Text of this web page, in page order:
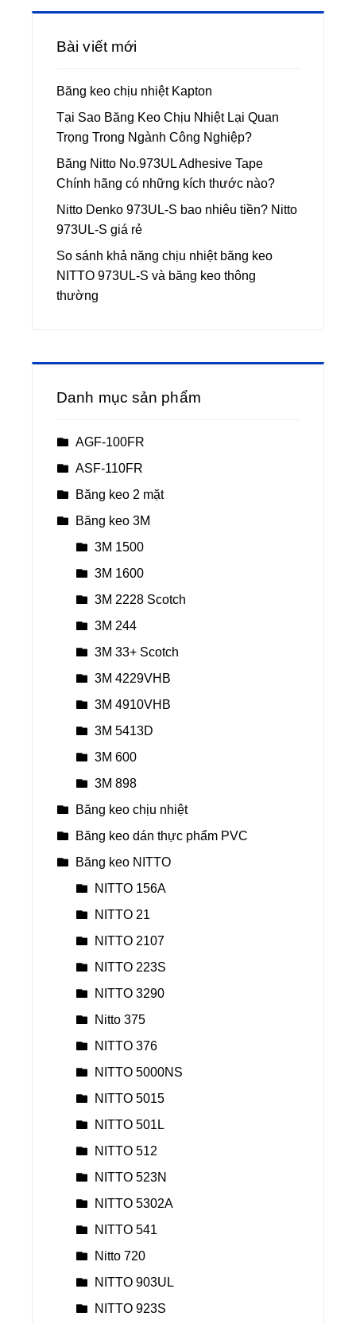
Bài viết mới
Băng keo chịu nhiệt Kapton
Tại Sao Băng Keo Chịu Nhiệt Lại Quan
Trọng Trong Ngành Công Nghiệp?
Băng Nitto No.973UL Adhesive Tape
Chính hãng có những kích thước nào?
Nitto Denko 973UL-S bao nhiêu tiền? Nitto
973UL-S giá rẻ
So sánh khả năng chịu nhiệt băng keo
NITTO 973UL-S và băng keo thông
thường
Danh mục sản phẩm
AGF-100FR
ASF-110FR
Băng keo 2 mặt
Băng keo 3M
3M 1500
3M 1600
3M 2228 Scotch
3M 244
3M 33+ Scotch
3M 4229VHB
3M 4910VHB
3M 5413D
3M 600
3M 898
Băng keo chịu nhiệt
Băng keo dán thực phẩm PVC
Băng keo NITTO
NITTO 156A
NITTO 21
NITTO 2107
NITTO 223S
NITTO 3290
Nitto 375
NITTO 376
NITTO 5000NS
NITTO 5015
NITTO 501L
NITTO 512
NITTO 523N
NITTO 5302A
NITTO 541
Nitto 720
NITTO 903UL
NITTO 923S